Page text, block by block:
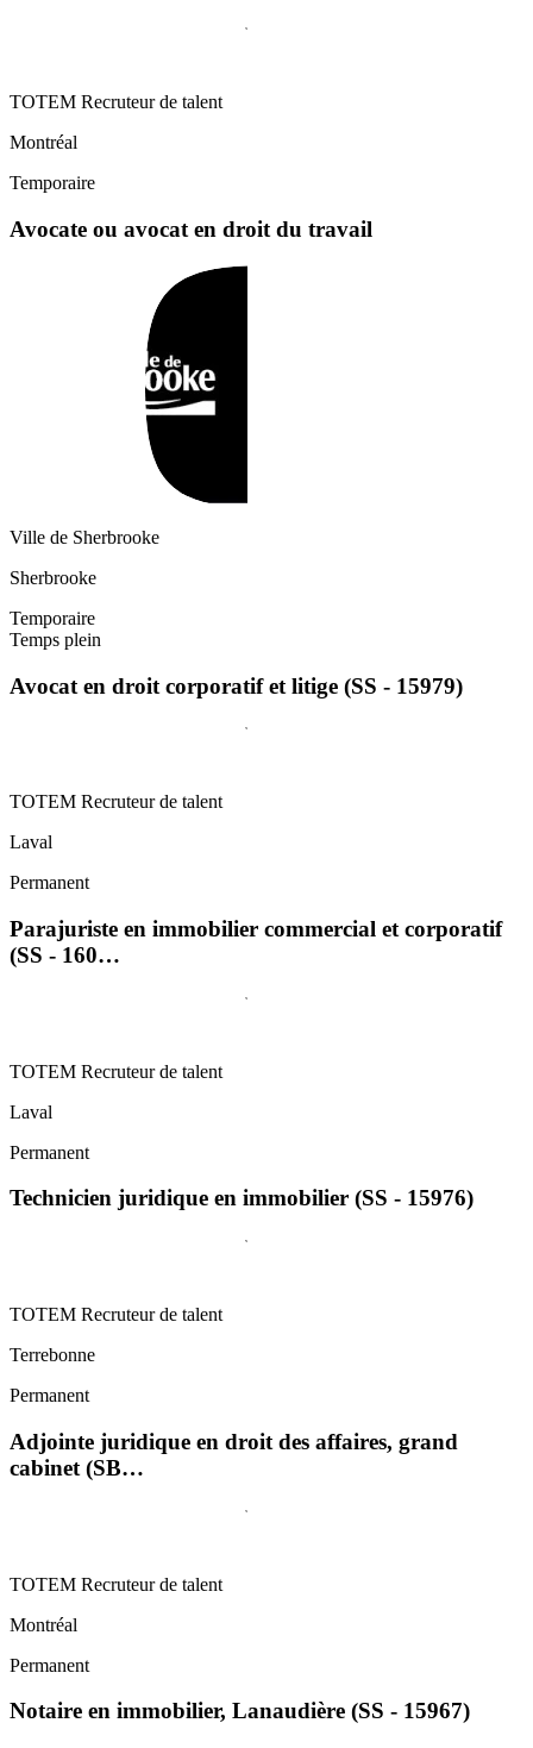
TOTEM Recruteur de talent
Montréal
Temporaire
Avocate ou avocat en droit du travail
Ville de Sherbrooke
Sherbrooke
Temporaire
Temps plein
Avocat en droit corporatif et litige (SS - 15979)
TOTEM Recruteur de talent
Laval
Permanent
Parajuriste en immobilier commercial et corporatif
(SS - 160…
TOTEM Recruteur de talent
Laval
Permanent
Technicien juridique en immobilier (SS - 15976)
TOTEM Recruteur de talent
Terrebonne
Permanent
Adjointe juridique en droit des affaires, grand
cabinet (SB…
TOTEM Recruteur de talent
Montréal
Permanent
Notaire en immobilier, Lanaudière (SS - 15967)